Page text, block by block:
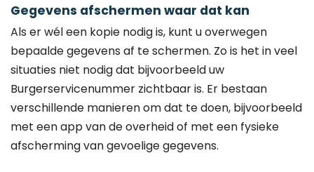
Gegevens afschermen waar dat kan
Als er wél een kopie nodig is, kunt u overwegen
bepaalde gegevens af te schermen. Zo is het in veel
situaties niet nodig dat bijvoorbeeld uw
Burgerservicenummer zichtbaar is. Er bestaan
verschillende manieren om dat te doen, bijvoorbeeld
met een app van de overheid of met een fysieke
afscherming van gevoelige gegevens.